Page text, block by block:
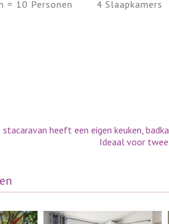
= 10 Personen 4 Slaapkamers
stacaravan heeft een eigen keuken,
Ideaal voor